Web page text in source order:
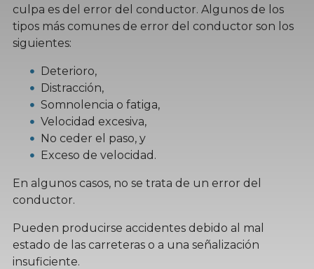
culpa es del error del conductor. Algunos de los
tipos más comunes de error del conductor son los
siguientes:
Deterioro,
Distracción,
Somnolencia o fatiga,
Velocidad excesiva,
No ceder el paso, y
Exceso de velocidad.
En algunos casos, no se trata de un error del
conductor.
Pueden producirse accidentes debido al mal
estado de las carreteras o a una señalización
insuficiente.